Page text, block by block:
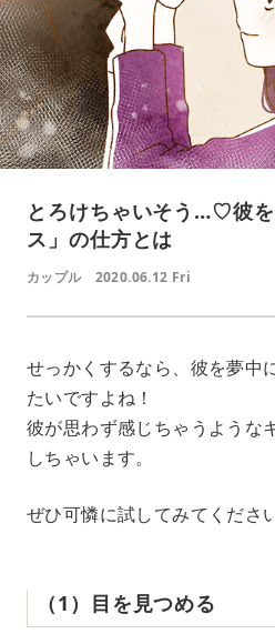
とろけちゃいそう…♡彼
ス」の仕方とは
カップル 2020.06.12 Fri
せっかくするなら、彼を夢中
たいですよね！
彼が思わず感じちゃうような
しちゃいます。
ぜひ可憐に試してみてくださ
（1）目を見つめる